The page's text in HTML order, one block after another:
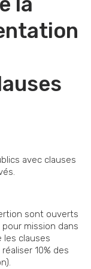
avec clauses
sont ouverts
mission dans
les clauses
10% des